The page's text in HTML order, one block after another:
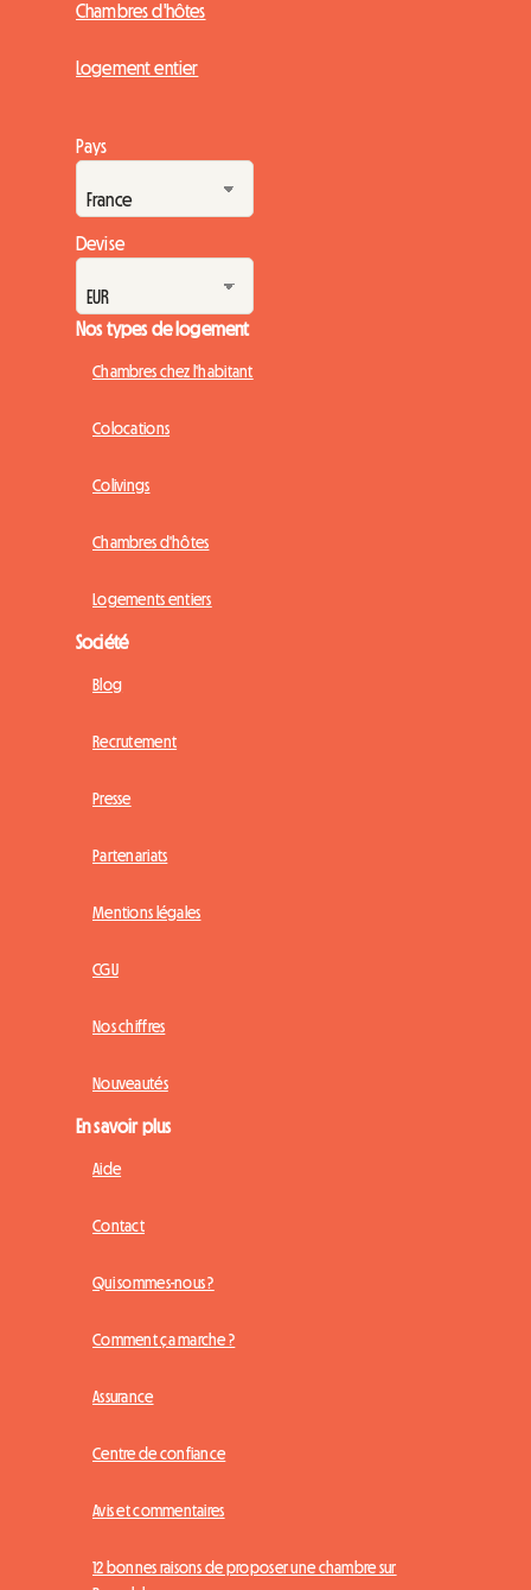
Chambres d'hôtes
Logement entier
Pays
Devise
Nos types de logement
Chambres chez l'habitant
Colocations
Colivings
Chambres d'hôtes
Logements entiers
Société
Blog
Recrutement
Presse
Partenariats
Mentions légales
CGU
Nos chiffres
Nouveautés
En savoir plus
Aide
Contact
Qui sommes-nous ?
Comment ça marche ?
Assurance
Centre de confiance
Avis et commentaires
12 bonnes raisons de proposer une chambre sur